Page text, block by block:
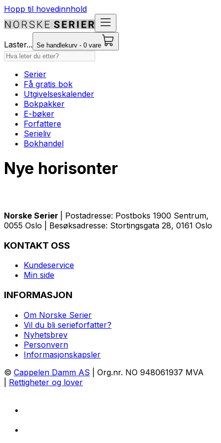
Hopp til hovedinnhold
Laster... Se handlekurv - 0 vare
Serier
Få gratis bok
Utgivelseskalender
Bokpakker
E-bøker
Forfattere
Serieliv
Bokhandel
Nye horisonter
Norske Serier
| Postadresse: Postboks 1900 Sentrum,
0055 Oslo | Besøksadresse: Stortingsgata 28, 0161 Oslo
KONTAKT OSS
Kundeservice
Min side
INFORMASJON
Om Norske Serier
Vil du bli serieforfatter?
Nyhetsbrev
Personvern
Informasjonskapsler
© Cappelen Damm AS | Org.nr. NO 948061937 MVA
Rettigheter og lover